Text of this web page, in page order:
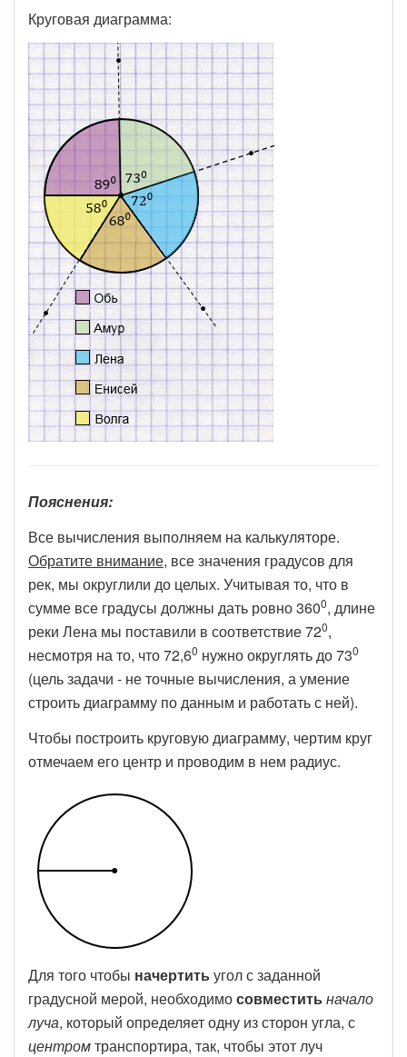
Круговая диаграмма:
Пояснения:
Все вычисления выполняем на калькуляторе.
Обратите внимание, все значения градусов для
рек, мы округлили до целых. Учитывая то, что в
сумме все градусы должны дать ровно 3600, длине
реки Лена мы поставили в соответствие 720,
несмотря на то, что 72,60 нужно округлять до 730
(цель задачи - не точные вычисления, а умение
строить диаграмму по данным и работать с ней).
Чтобы построить круговую диаграмму, чертим круг
отмечаем его центр и проводим в нем радиус.
Для того чтобы начертитьугол с заданной
градусной мерой, необходимосовместитьначало
луча, который определяет одну из сторон угла, с
центромтранспортира, так, чтобы этот луч